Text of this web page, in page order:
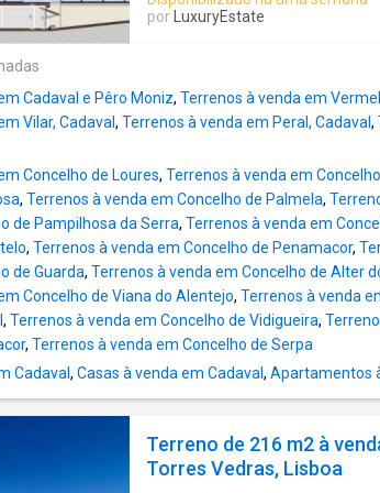
mais emblemáticas da região
A21. Proximidade a Lisboa:
A8, a ligação ao Aeroporto Int
coração de Loures, uma das
mercado de alta liquidez.
equilíbrio perfeito: preços de
promotor. Representa a
promotores que procuram
risco urbanístico zero e
permitindo aproveitar o ciclo
iniciar a pré-venda das
planta) de imediato.
investidores/promotores
residencial de excelência.
escassez de oferta nova,
pela segurança urbanístic
por
LuxuryEstate
Cadaval e Pêro Moniz, Terrenos à venda em
Vilar, Cadaval , Terrenos à venda em Peral, Cadaval ,
Concelho de Loures, Terrenos à venda em
, Terrenos à venda em Concelho de Palmela,
de Pampilhosa da Serra, Terrenos à venda em
, Terrenos à venda em Concelho de Penamacor,
de Guarda, Terrenos à venda em Concelho de Alter
Concelho de Viana do Alentejo, Terrenos à venda
, Terrenos à venda em Concelho de Vidigueira,
, Terrenos à venda em Concelho de Serpa
Cadaval , Casas à venda em Cadaval , Apartamentos
Terreno de 216 m2 à
Torres Vedras, Lisboa